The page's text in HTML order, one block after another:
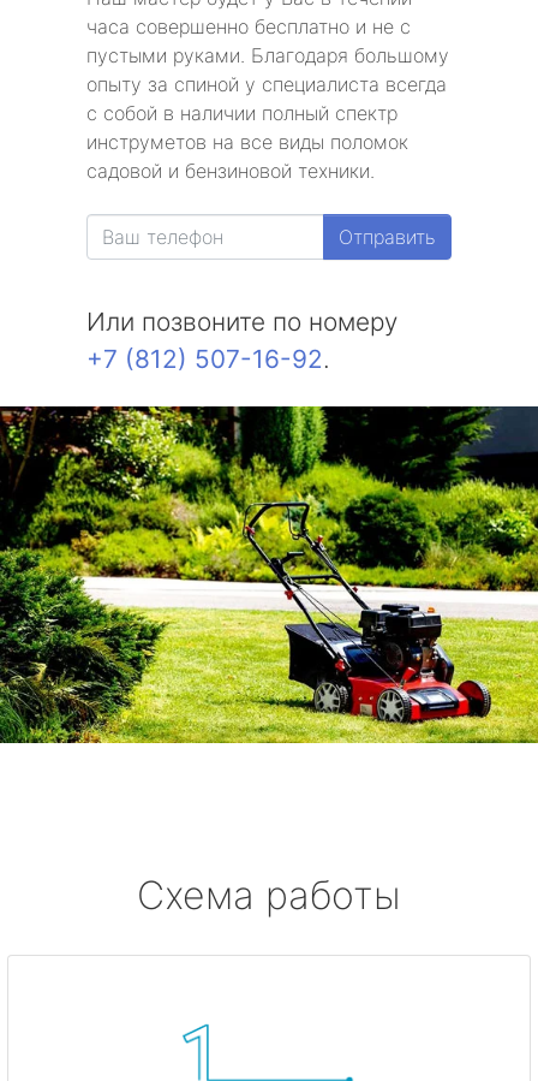
часа совершенно бесплатно и не с
пустыми руками. Благодаря большому
опыту за спиной у специалиста всегда
с собой в наличии полный спектр
инструметов на все виды поломок
садовой и бензиновой техники.
Отправить
Или позвоните по номеру
+7 (812) 507-16-92.
Схема работы